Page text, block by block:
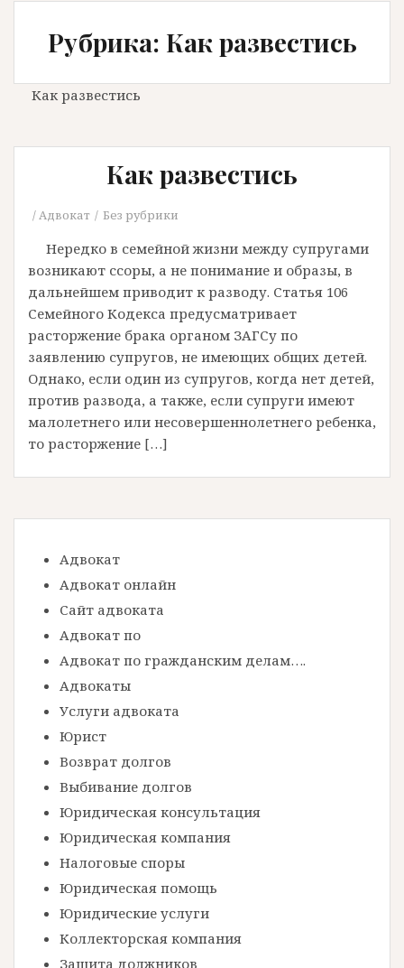
Рубрика: Как развестись
Как развестись
Как развестись
Адвокат Без рубрики
Нередко в семейной жизни между супругами
возникают ссоры, а не понимание и образы, в
дальнейшем приводит к разводу. Статья 106
Семейного Кодекса предусматривает
расторжение брака органом ЗАГСу по
заявлению супругов, не имеющих общих детей.
Однако, если один из супругов, когда нет детей,
против развода, а также, если супруги имеют
малолетнего или несовершеннолетнего ребенка,
то расторжение […]
Адвокат
Адвокат онлайн
Сайт адвоката
Адвокат по
Адвокат по гражданским делам….
Адвокаты
Услуги адвоката
Юрист
Возврат долгов
Выбивание долгов
Юридическая консультация
Юридическая компания
Налоговые споры
Юридическая помощь
Юридические услуги
Коллекторская компания
Защита должников